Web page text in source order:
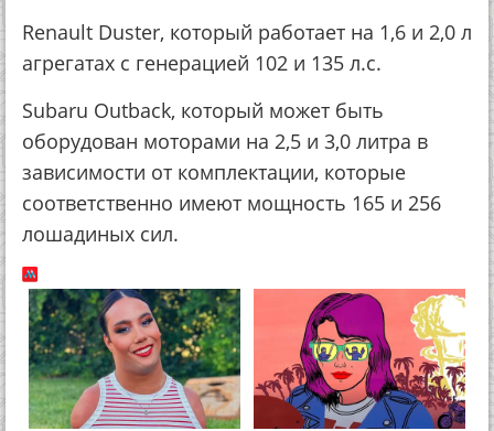
Renault Duster, который работает на 1,6 и 2,0 л
агрегатах с генерацией 102 и 135 л.с.
Subaru Outback, который может быть
оборудован моторами на 2,5 и 3,0 литра в
зависимости от комплектации, которые
соответственно имеют мощность 165 и 256
лошадиных сил.